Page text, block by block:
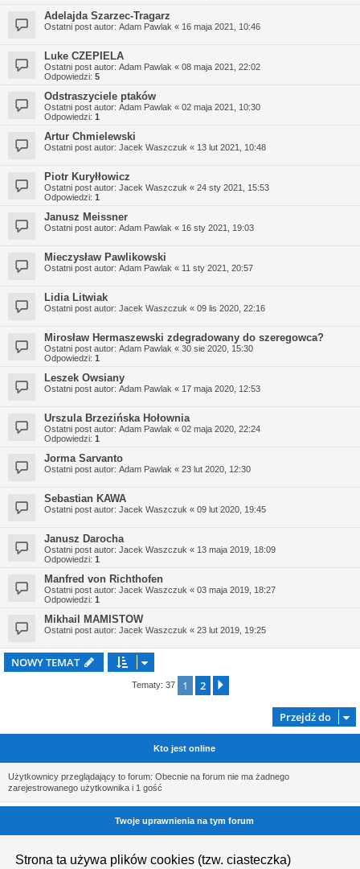
Strona ta używa plików cookies (tzw. ciasteczka)
Adelajda Szarzec-Tragarz
Ostatni post autor: Adam Pawlak « 16 maja 2021, 10:46
Luke CZEPIELA
Ostatni post autor: Adam Pawlak « 08 maja 2021, 22:02
Odpowiedzi: 5
Odstraszyciele ptaków
Ostatni post autor: Adam Pawlak « 02 maja 2021, 10:30
Odpowiedzi: 1
Artur Chmielewski
Ostatni post autor: Jacek Waszczuk « 13 lut 2021, 10:48
Piotr Kuryłłowicz
Ostatni post autor: Jacek Waszczuk « 24 sty 2021, 15:53
Odpowiedzi: 1
Janusz Meissner
Ostatni post autor: Adam Pawlak « 16 sty 2021, 19:03
Mieczysław Pawlikowski
Ostatni post autor: Adam Pawlak « 11 sty 2021, 20:57
Lidia Litwiak
Ostatni post autor: Jacek Waszczuk « 09 lis 2020, 22:16
Mirosław Hermaszewski zdegradowany do szeregowca?
Ostatni post autor: Adam Pawlak « 30 sie 2020, 15:30
Odpowiedzi: 1
Leszek Owsiany
Ostatni post autor: Adam Pawlak « 17 maja 2020, 12:53
Urszula Brzezińska Hołownia
Ostatni post autor: Adam Pawlak « 02 maja 2020, 22:24
Odpowiedzi: 1
Jorma Sarvanto
Ostatni post autor: Adam Pawlak « 23 lut 2020, 12:30
Sebastian KAWA
Ostatni post autor: Jacek Waszczuk « 09 lut 2020, 19:45
Janusz Darocha
Ostatni post autor: Jacek Waszczuk « 13 maja 2019, 18:09
Odpowiedzi: 1
Manfred von Richthofen
Ostatni post autor: Jacek Waszczuk « 03 maja 2019, 18:27
Odpowiedzi: 1
Mikhail MAMISTOW
Ostatni post autor: Jacek Waszczuk « 23 lut 2019, 19:25
NOWY TEMAT
Tematy: 37 1 2
Przejdź do
Kto jest online
Użytkownicy przeglądający to forum: Obecnie na forum nie ma żadnego
zarejestrowanego użytkownika i 1 gość
Twoje uprawnienia na tym forum
Nie możeszodpowiadać w tematach